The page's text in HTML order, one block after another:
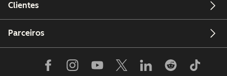
Clientes
Parceiros